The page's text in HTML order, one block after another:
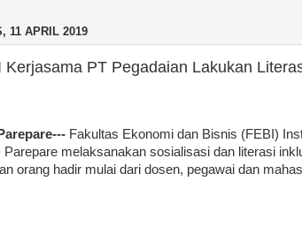
11 APRIL 2019
Kerjasama PT Pegadaian Lakukan
Fakultas Ekonomi dan Bisnis (FEBI)
Parepare melaksanakan sosialisasi dan literasi
orang hadir mulai dari dosen, pegawai dan